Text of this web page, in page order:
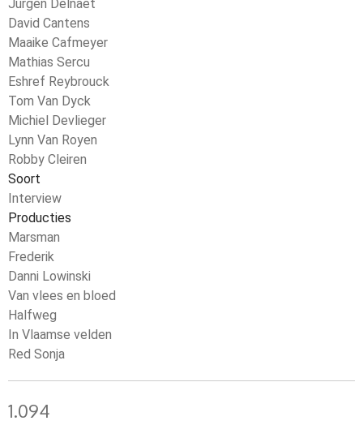
Jurgen Delnaet
David Cantens
Maaike Cafmeyer
Mathias Sercu
Eshref Reybrouck
Tom Van Dyck
Michiel Devlieger
Lynn Van Royen
Robby Cleiren
Soort
Interview
Producties
Marsman
Frederik
Danni Lowinski
Van vlees en bloed
Halfweg
In Vlaamse velden
Red Sonja
1.094